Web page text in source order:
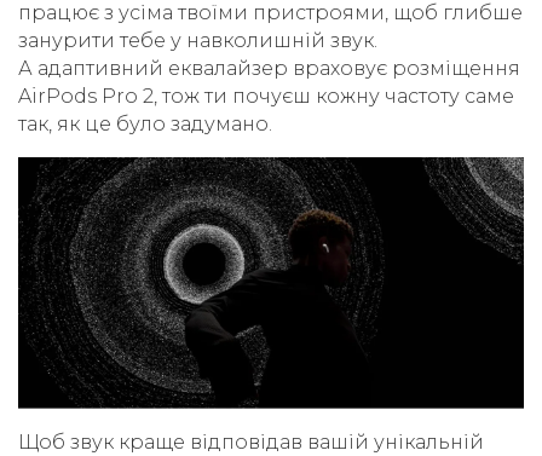
працює з усіма твоїми пристроями, щоб глибше
занурити тебе у навколишній звук.
А адаптивний еквалайзер враховує розміщення
AirPods Pro 2, тож ти почуєш кожну частоту саме
так, як це було задумано.
Щоб звук краще відповідав вашій унікальній